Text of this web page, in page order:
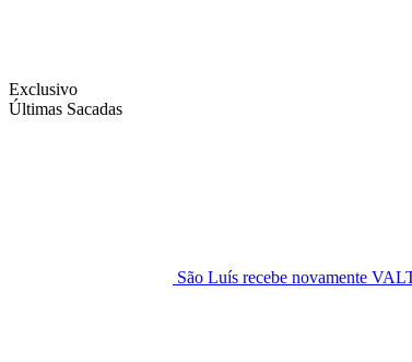
Exclusivo
Últimas Sacadas
São Luís recebe novamente